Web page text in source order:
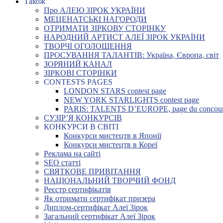
Про АЛЕЮ ЗІРОК УКРАЇНИ
МЕЦЕНАТСЬКІ НАГОРОДИ
ОТРИМАТИ ЗІРКОВУ СТОРІНКУ
НАРОДНИЙ АРТИСТ АЛЕЇ ЗІРОК УКРАЇНИ
ТВОРЧІ ОГОЛОШЕННЯ
ПРОСУВАННЯ ТАЛАНТІВ: Україна, Європа, світ
ЗОРЯНИЙ КАНАЛ
ЗІРКОВІ СТОРІНКИ
CONTESTS PAGES
LONDON STARS contest page
NEW YORK STARLIGHTS contest page
PARIS: TALENTS D’EUROPE, page du
СУЗІР’Я КОНКУРСІВ
КОНКУРСИ В СВІТІ
Конкурси мистецтв в Японії
Конкурси мистецтв в Кореї
Реклама на сайті
SEO статті
СВЯТКОВЕ ПРИВІТАННЯ
НАЦІОНАЛЬНИЙ ТВОРЧИЙ ФОНД
Реєстр сертифікатів
Як отримати сертифікат призера
Диплом-сертифікат Алеї Зірок
Загальний сертифікат Алеї Зірок